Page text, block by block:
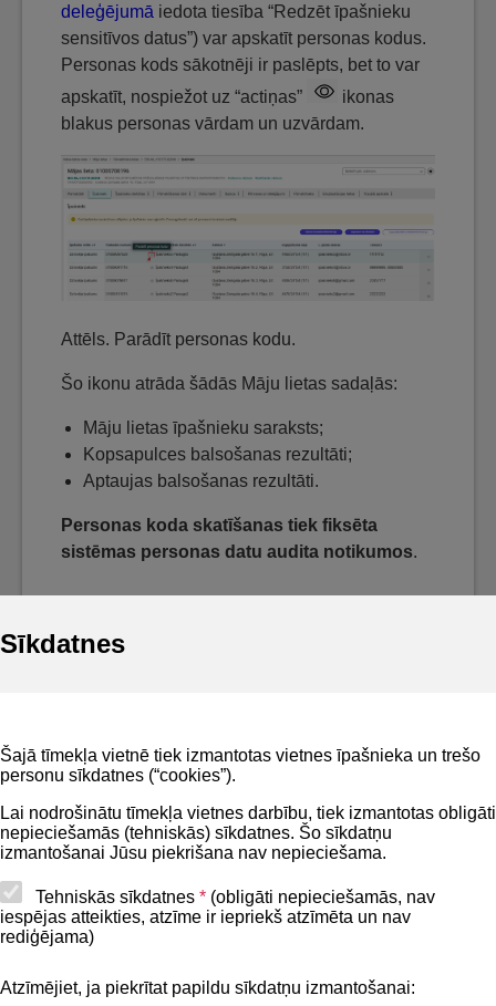
Sīkdatnes
Šajā tīmekļa vietnē tiek izmantotas vietnes īpašnieka un trešo
personu sīkdatnes (“cookies”).
Lai nodrošinātu tīmekļa vietnes darbību, tiek izmantotas obligāti
nepieciešamās (tehniskās) sīkdatnes. Šo sīkdatņu
izmantošanai Jūsu piekrišana nav nepieciešama.
Tehniskās sīkdatnes * (obligāti nepieciešamās, nav
iespējas atteikties, atzīme ir iepriekš atzīmēta un nav
rediģējama)
Atzīmējiet, ja piekrītat papildu sīkdatņu izmantošanai:
deleģējumā iedota tiesība “Redzēt īpašnieku
sensitīvos datus”) var apskatīt personas kodus.
Personas kods sākotnēji ir paslēpts, bet to var
apskatīt, nospiežot uz “actiņas”
ikonas
blakus personas vārdam un uzvārdam.
Attēls. Parādīt personas kodu.
Šo ikonu atrāda šādās Māju lietas sadaļās:
Māju lietas īpašnieku saraksts;
Kopsapulces balsošanas rezultāti;
Aptaujas balsošanas rezultāti.
Personas koda skatīšanas tiek fiksēta
sistēmas personas datu audita notikumos.
Privātuma politika
Lapas karte
Piekļūstamības paziņojums
Kontakti